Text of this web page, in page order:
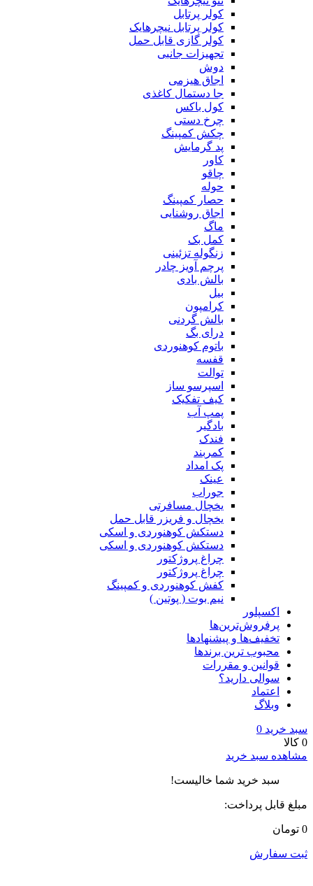
کولر پرتابل
کولر پرتابل نیچرهایک
کولر گازی قابل حمل
تجهیزات جانبی
دوش
اجاق هیزمی
جا دستمال کاغذی
کول باکس
چرخ دستی
چکش کمپینگ
پد گرمایش
کاور
چاقو
حوله
حصار کمپینگ
اجاق روشنایی
ماگ
کمل بک
زنگوله تزئینی
پرچم آویز چادر
بالش بادی
بیل
کرامپون
بالش گردنی
درای بگ
باتوم کوهنوردی
قفسه
توالت
اسپرسو ساز
کیف تفکیک
پمپ آب
بادگیر
فندک
کمربند
پک امداد
عینک
جوراب
یخچال مسافرتی
یخچال و فریزر قابل حمل
دستکش کوهنوردی و اسکی
دستکش کوهنوردی و اسکی
چراغ پروژکتور
چراغ پروژکتور
کفش کوهنوردی و کمپینگ
نیم بوت ( پوتین )
اکسپلور
پرفروش‌ترین‌ها
تخفیف‌ها و پیشنهادها
محبوب ترین برندها
قوانین و مقررات
سوالی دارید؟
اعتماد
وبلاگ
سبد خرید 0
0 کالا
مشاهده سبد خرید
سبد خرید شما خالیست!
مبلغ قابل پرداخت:
0 تومان
ثبت سفارش